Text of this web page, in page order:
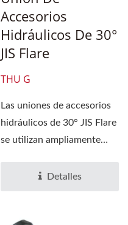
Accesorios
Hidráulicos De 30°
JIS Flare
THU G
Las uniones de accesorios
hidráulicos de 30° JIS Flare
se utilizan ampliamente
Detalles